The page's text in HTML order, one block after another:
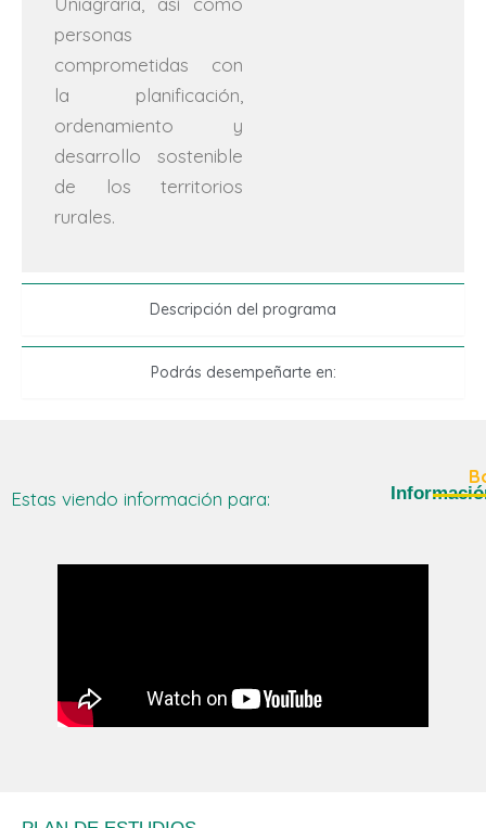
Descripción del programa
Podrás desempeñarte en:
personas
comprometidas con
la planificación,
ordenamiento y
desarrollo sostenible
de los territorios
rurales.
Estas viendo información para: